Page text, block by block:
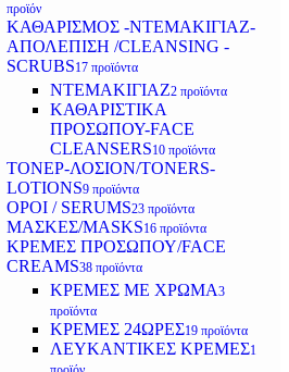
προϊόν
ΚΑΘΑΡΙΣΜΟΣ -ΝΤΕΜΑΚΙΓΙΑΖ-
ΑΠΟΛΕΠΙΣΗ /CLEANSING -
SCRUBS17 προϊόντα
ΝΤΕΜΑΚΙΓΙΑΖ2 προϊόντα
ΚΑΘΑΡΙΣΤΙΚΑ
ΠΡΟΣΩΠΟΥ-FACE
CLEANSERS10 προϊόντα
ΤΟΝΕΡ-ΛΟΣΙΟΝ/TONERS-
LOTIONS9 προϊόντα
ΟΡΟΙ / SERUMS23 προϊόντα
ΜΑΣΚΕΣ/MASKS16 προϊόντα
ΚΡΕΜΕΣ ΠΡΟΣΩΠΟΥ/FACE
CREAMS38 προϊόντα
ΚΡΕΜΕΣ ΜΕ ΧΡΩΜΑ3
προϊόντα
ΚΡΕΜΕΣ 24ΩΡΕΣ19 προϊόντα
ΛΕΥΚΑΝΤΙΚΕΣ ΚΡΕΜΕΣ1